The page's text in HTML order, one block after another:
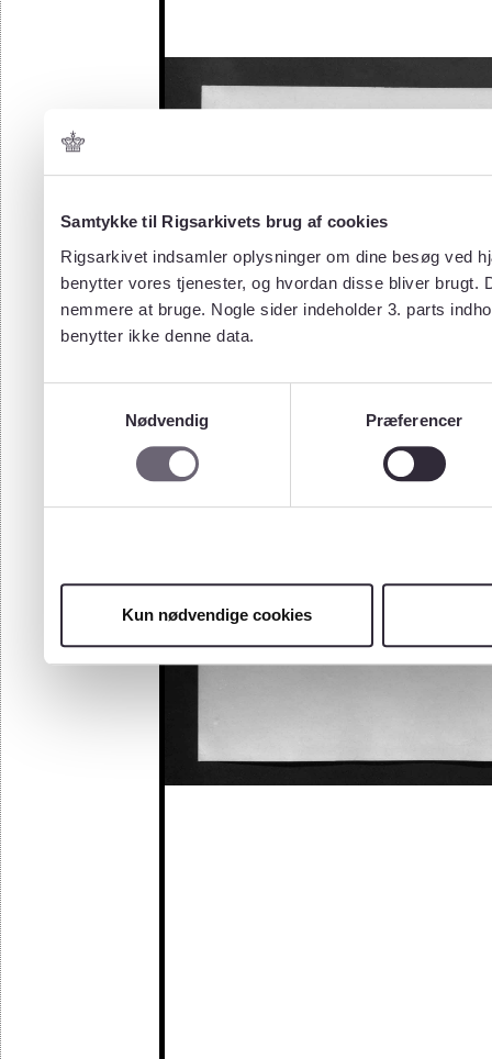
Samtykke til Rigsarkivets brug af cookies
Rigsarkivet indsamler oplysninger om dine besøg ved
benytter vores tjenester, og hvordan disse bliver
nemmere at bruge. Nogle sider indeholder 3. parts
benytter ikke denne data.
Nødvendig
Præferencer
Kun nødvendige cookies